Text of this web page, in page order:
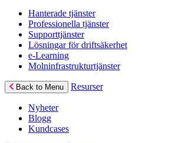
Hanterade tjänster
Professionella tjänster
Supporttjänster
Lösningar för driftsäkerhet
e-Learning
Molninfrastrukturtjänster
Back to Menu Resurser
Nyheter
Blogg
Kundcases